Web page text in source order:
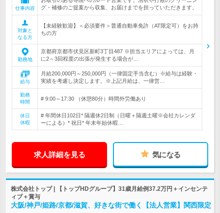
仕事内容
グ・補修のご提案から収集、お届けまでを担っていただきます。
対象と
なる方
【未経験歓迎】＜必須要件＞普通自動車免許（AT限定可）をお持
ちの方
勤務地
京都府京都市伏見区新町3丁目487 ※担当エリアによっては、月
に2～3回程度の出張が発生する場合が…
給与
月給200,000円～250,000円（一律固定手当含む）※給与は経験・
実績を考慮し決定します。※上記月給は、一律営…
勤務
時間
# 9:00～17:30 （休憩80分）時間外労働あり
休日
休暇
# 年間休日102日* 隔週休2日制（日曜＋隔週土曜※会社カレンダ
ーによる）* 祝日* 年末年始休暇…
求人詳細を見る 気になる
株式会社トップ | 【トップHDグループ】31歳月給例37.2万円＋インセンテ
ィブ＋賞与
大阪/神戸/姫路/京都/滋賀、好きな街で働く【法人営業】関西限定